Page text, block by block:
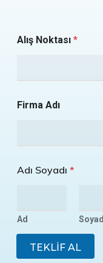
Alış Noktası *
Firma Adı
Adı Soyadı *
Ad Soyad
TEKLİF AL